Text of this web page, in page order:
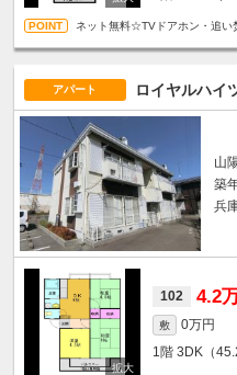
ネット無料☆TVドアホン・追
アパート ロイヤルハイ
山
築
兵
102 4.2
敷 0万円
1階 3DK（